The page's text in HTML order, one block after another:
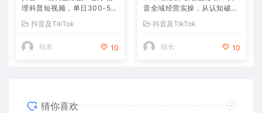
理科普短视频，单日300-50
现
抖音及TikTok
站长 10
音全域经营实操，从认知破局
抖音及TikTok
站长 10
猜你喜欢